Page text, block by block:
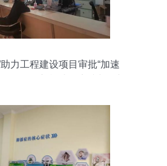
助力工程建设项目审批“加速